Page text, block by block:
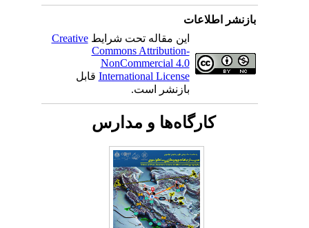
بازنشر اطلاعات
این مقاله تحت شرایطCreative
Commons Attribution-
NonCommercial 4.0
International Licenseقابل
بازنشر است.
کارگاه‌ها و مدارس